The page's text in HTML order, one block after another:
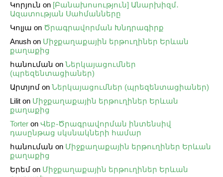
Կորյուն on [Բանախոսություն] Անարխիզմ․
Ազատության Սահմանները
Կոլյա on Ծրագրավորման Խնդրագիրք
Anush on Միջքաղաքային երթուղիներ Երևան
քաղաքից
հանուման on Ներկայացումներ
(պրեզենտացիաներ)
Արտյոմ on Ներկայացումներ (պրեզենտացիաներ)
Lilit on Միջքաղաքային երթուղիներ Երևան
քաղաքից
Torter on Վեբ֊Ծրագրավորման ինտենսիվ
դասընթաց սկսնակների համար
հանուման on Միջքաղաքային երթուղիներ Երևան
քաղաքից
Երեմ on Միջքաղաքային երթուղիներ Երևան